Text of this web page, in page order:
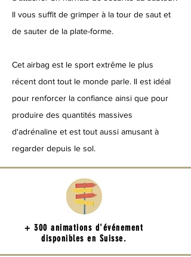
Il vous suffit de grimper à la tour de saut et
de sauter de la plate-forme.
Cet airbag est le sport extrême le plus
récent dont tout le monde parle. Il est idéal
pour renforcer la confiance ainsi que pour
produire des quantités massives
d'adrénaline et est tout aussi amusant à
regarder depuis le sol.
+ 300 animations d'événement
disponibles en Suisse.